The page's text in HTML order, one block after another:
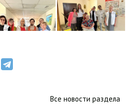
Все новости раздела